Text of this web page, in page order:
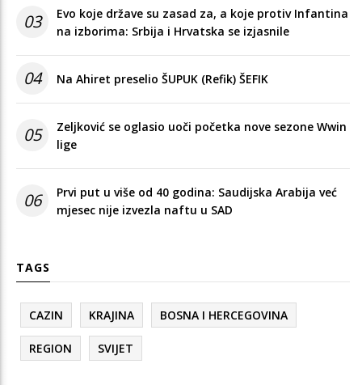
03
Evo koje države su zasad za, a koje protiv Infantina
na izborima: Srbija i Hrvatska se izjasnile
04 Na Ahiret preselio ŠUPUK (Refik) ŠEFIK
05
Zeljković se oglasio uoči početka nove sezone Wwin
lige
06
Prvi put u više od 40 godina: Saudijska Arabija već
mjesec nije izvezla naftu u SAD
TAGS
CAZIN KRAJINA BOSNA I HERCEGOVINA
REGION SVIJET